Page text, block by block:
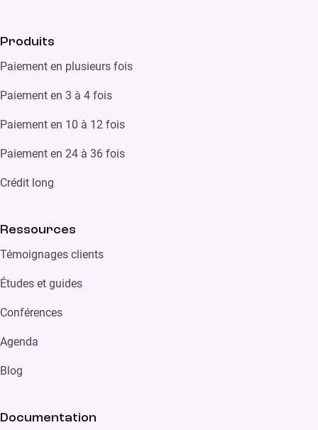
Produits
Paiement en plusieurs fois
Paiement en 3 à 4 fois
Paiement en 10 à 12 fois
Paiement en 24 à 36 fois
Crédit long
Ressources
Témoignages clients
Études et guides
Conférences
Agenda
Blog
Documentation